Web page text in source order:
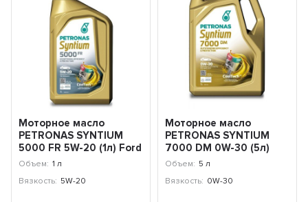
Моторное масло
PETRONAS SYNTIUM
5000 FR 5W-20 (1л) Ford
/ 70265E18EU
Объем: 1 л
Вязкость: 5W-20
Моторное масло
PETRONAS SYNTIUM
7000 DM 0W-30 (5л)
Mercedes Benz /
Объем: 5 л
Вязкость: 0W-30